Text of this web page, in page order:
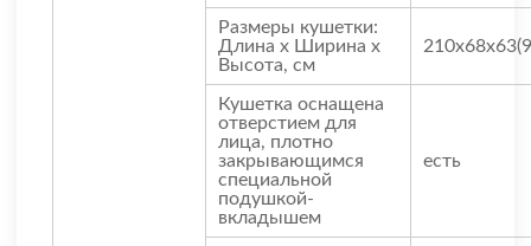
Размеры кушетки:
Длина х Ширина х
Высота, см
Кушетка оснащена
отверстием для
лица, плотно
закрывающимся
специальной
подушкой-
вкладышем
есть